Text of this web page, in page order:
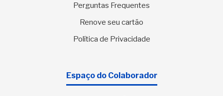
Perguntas Frequentes
Renove seu cartão
Política de Privacidade
Espaço do Colaborador